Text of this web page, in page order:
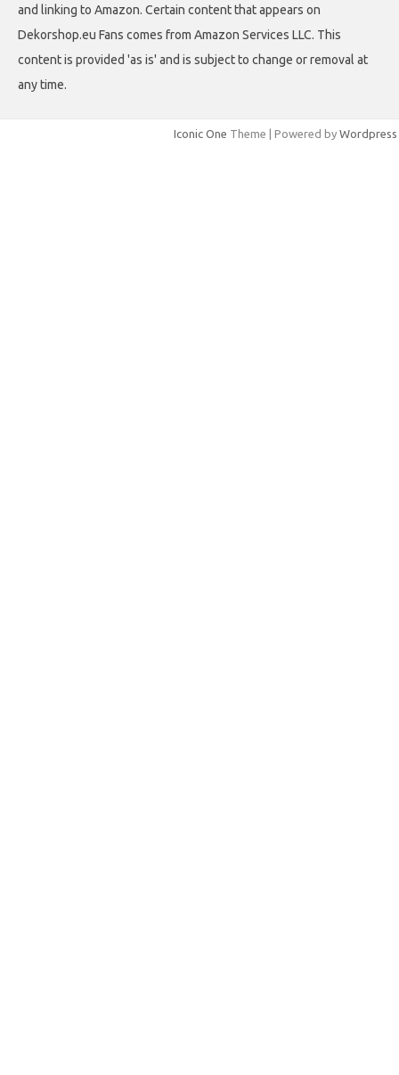
and linking to Amazon. Certain content that appears on
Dekorshop.eu Fans comes from Amazon Services LLC. This
content is provided 'as is' and is subject to change or removal at
any time.
Iconic One Theme | Powered by Wordpress